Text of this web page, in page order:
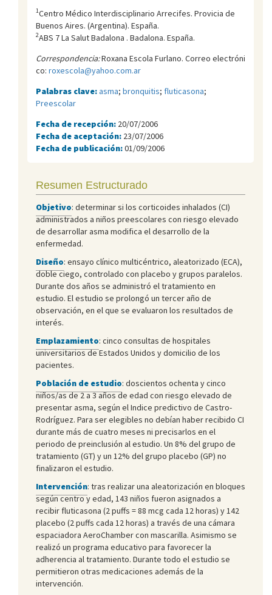
1Centro Médico Interdisciplinario Arrecifes. Provicia de
Buenos Aires. (Argentina). España.
2ABS 7 La Salut Badalona . Badalona. España.
Correspondencia:Roxana Escola Furlano. Correo electróni
co: roxescola@yahoo.com.ar
Palabras clave:asma; bronquitis; fluticasona;
Preescolar
Fecha de recepción: 20/07/2006
Fecha de aceptación: 23/07/2006
Fecha de publicación:01/09/2006
Resumen Estructurado
Objetivo: determinar si los corticoides inhalados (CI)
administrados a niños preescolares con riesgo elevado
de desarrollar asma modifica el desarrollo de la
enfermedad.
Diseño: ensayo clínico multicéntrico, aleatorizado (ECA),
doble ciego, controlado con placebo y grupos paralelos.
Durante dos años se administró el tratamiento en
estudio. El estudio se prolongó un tercer año de
observación, en el que se evaluaron los resultados de
interés.
Emplazamiento: cinco consultas de hospitales
universitarios de Estados Unidos y domicilio de los
pacientes.
Población de estudio: doscientos ochenta y cinco
niños/as de 2 a 3 años de edad con riesgo elevado de
presentar asma, según el Indice predictivo de Castro-
Rodríguez. Para ser elegibles no debían haber recibido CI
durante más de cuatro meses ni precisarlos en el
periodo de preinclusión al estudio. Un 8% del grupo de
tratamiento (GT) y un 12% del grupo placebo (GP) no
finalizaron el estudio.
Intervención: tras realizar una aleatorización en bloques
según centro y edad, 143 niños fueron asignados a
recibir fluticasona (2 puffs = 88 mcg cada 12 horas) y 142
placebo (2 puffs cada 12 horas) a través de una cámara
espaciadora AeroChamber con mascarilla. Asimismo se
realizó un programa educativo para favorecer la
adherencia al tratamiento. Durante todo el estudio se
permitieron otras medicaciones además de la
intervención.